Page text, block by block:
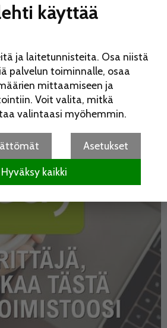
käyttää
ja laitetunnisteita. Osa niistä
palvelun toiminnalle, osaa
mittaamiseen ja
Voit valita, mitkä
valintaasi myöhemmin.
Asetukset
Hyväksy kaikki